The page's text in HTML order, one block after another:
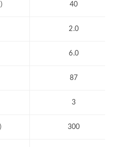
40
2.0
6.0
87
3
300